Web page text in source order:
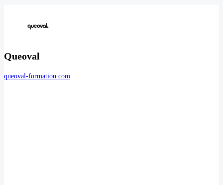
Queoval
queoval-formation.com